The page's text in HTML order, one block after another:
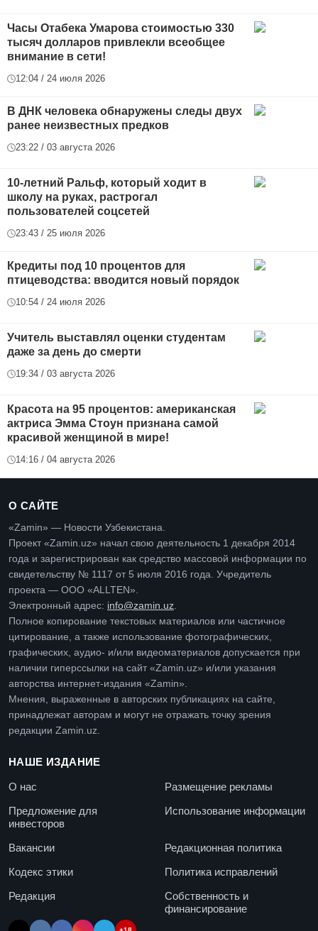
Часы Отабека Умарова стоимостью 330
тысяч долларов привлекли всеобщее
внимание в сети!
12:04 / 24 июля 2026
В ДНК человека обнаружены следы двух
ранее неизвестных предков
23:22 / 03 августа 2026
10-летний Ральф, который ходит в
школу на руках, растрогал
пользователей соцсетей
23:43 / 25 июля 2026
Кредиты под 10 процентов для
птицеводства: вводится новый порядок
10:54 / 24 июля 2026
Учитель выставлял оценки студентам
даже за день до смерти
19:34 / 03 августа 2026
Красота на 95 процентов: американская
актриса Эмма Стоун признана самой
красивой женщиной в мире!
14:16 / 04 августа 2026
О САЙТЕ
«Zamin» — Новости Узбекистана.
Проект «Zamin.uz» начал свою деятельность 1 декабря 2014
года и зарегистрирован как средство массовой информации по
свидетельству № 1117 от 5 июля 2016 года. Учредитель
проекта — ООО «ALLTEN».
Электронный адрес: info@zamin.uz.
Полное копирование текстовых материалов или частичное
цитирование, а также использование фотографических,
графических, аудио- и/или видеоматериалов допускается при
наличии гиперссылки на сайт «Zamin.uz» и/или указания
авторства интернет-издания «Zamin».
Мнения, выраженные в авторских публикациях на сайте,
принадлежат авторам и могут не отражать точку зрения
редакции Zamin.uz.
НАШЕ ИЗДАНИЕ
О нас
Размещение рекламы
Предложение для
инвесторов
Использование информации
Вакансии
Редакционная политика
Кодекс этики
Политика исправлений
Редакция
Собственность и
финансирование